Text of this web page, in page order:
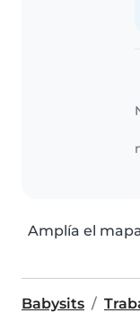
Amplía el
Babysits